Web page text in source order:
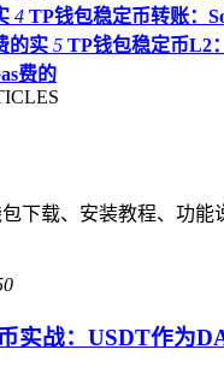
4 TP钱包稳定币转账：
的实 5 TP钱包稳定币L2
费的
下载、安装教程、功能
实战：USDT作为